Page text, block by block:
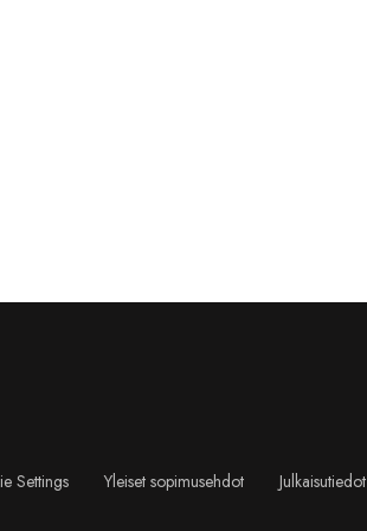
Settings Yleiset sopimusehdot Julkaisutiedot